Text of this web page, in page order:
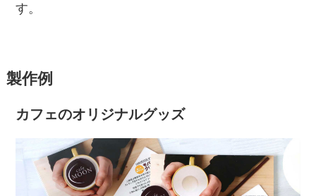
す。
製作例
カフェのオリジナルグッズ